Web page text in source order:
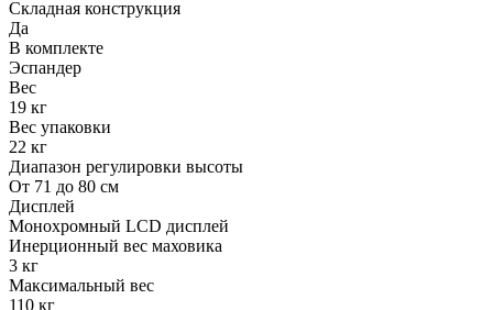
Складная конструкция
Да
В комплекте
Эспандер
Вес
19 кг
Вес упаковки
22 кг
Диапазон регулировки высоты
От 71 до 80 см
Дисплей
Монохромный LCD дисплей
Инерционный вес маховика
3 кг
Максимальный вес
110 кг